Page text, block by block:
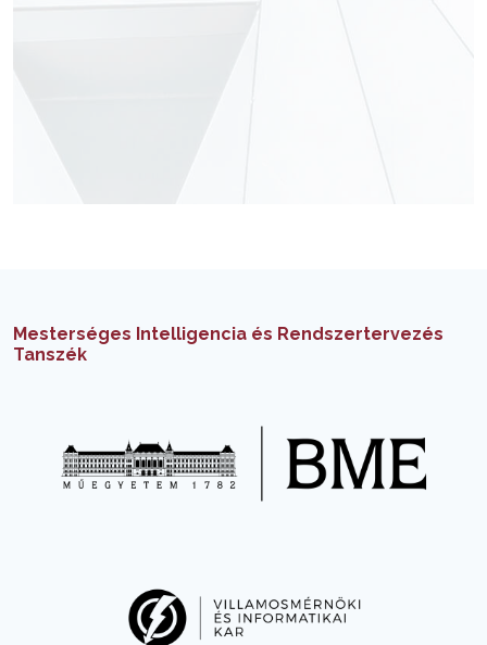
Mesterséges Intelligencia és Rendszertervezés
Tanszék